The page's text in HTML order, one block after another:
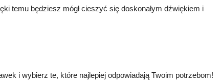
temu będziesz mógł cieszyć się doskonałym dźwiękiem i
i wybierz te, które najlepiej odpowiadają Twoim potrzebom!